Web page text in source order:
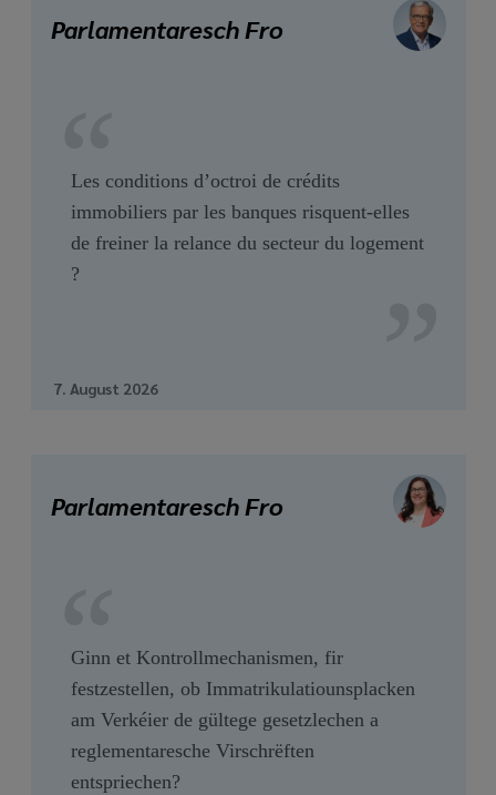
media
links
Parlamentaresch Fro
Les conditions d’octroi de crédits
immobiliers par les banques risquent-elles
de freiner la relance du secteur du logement
?
7. August 2026
Parlamentaresch Fro
Ginn et Kontrollmechanismen, fir
festzestellen, ob Immatrikulatiounsplacken
am Verkéier de gültege gesetzlechen a
reglementaresche Virschrëften
entspriechen?